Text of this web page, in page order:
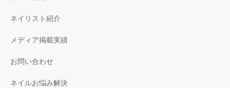
ネイリスト紹介
メディア掲載実績
お問い合わせ
ネイルお悩み解決